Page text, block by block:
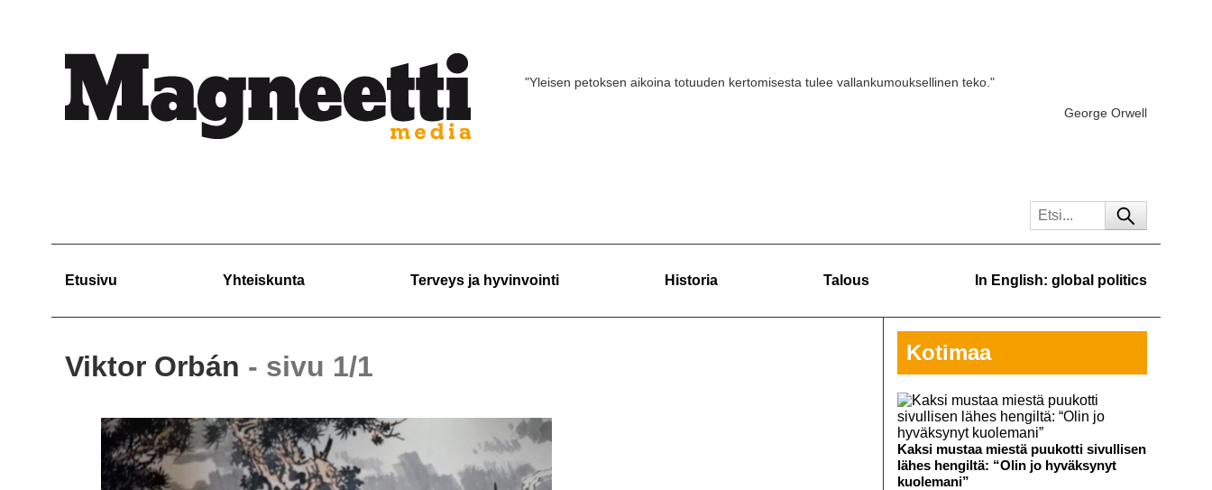
"Yleisen petoksen aikoina totuuden kertomisesta tulee vallankumouksellinen teko."
George Orwell
Etusivu Yhteiskunta Terveys ja hyvinvointi Historia Talous In English: global politics
Viktor Orbán - sivu 1/1 Kotimaa
Kaksi mustaa miestä puukotti sivullisen
lähes hengiltä: “Olin jo hyväksynyt
kuolemani”